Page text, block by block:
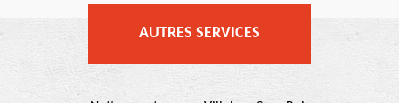
AUTRES SERVICES